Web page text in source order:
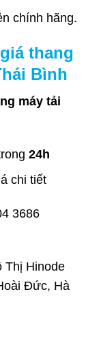
chính hãng.
thang
Bình
máy tải
24h
chi tiết
3686
Thị Hinode
Đức, Hà